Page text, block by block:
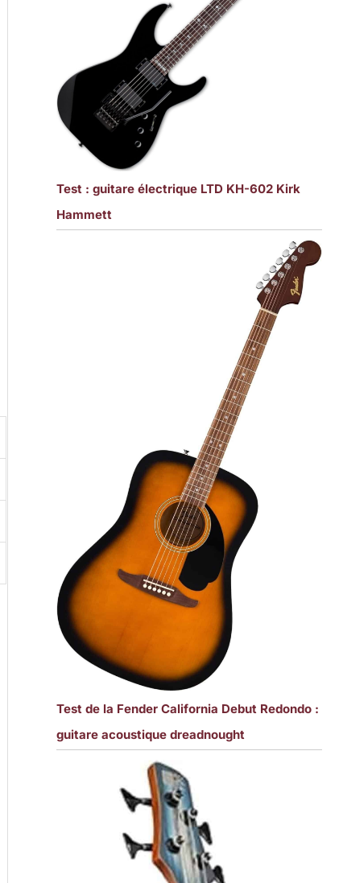
Test : guitare électrique LTD KH-602 Kirk
Hammett
Test de la Fender California Debut Redondo :
guitare acoustique dreadnought